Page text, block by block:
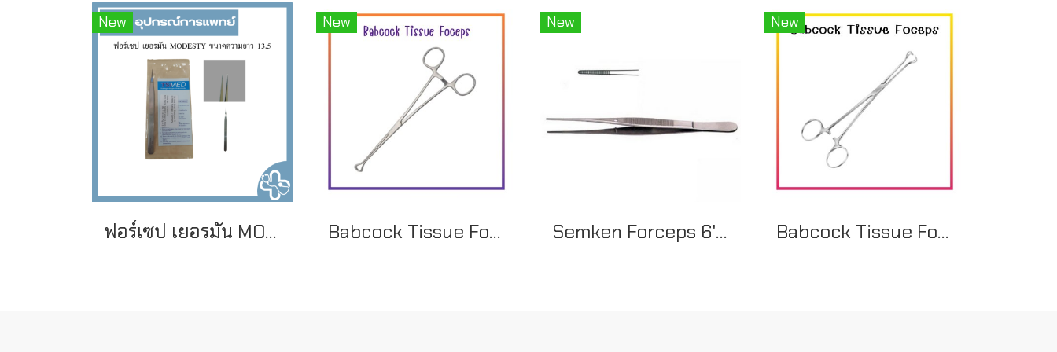
New
ฟอร์เซป เยอรมัน MODESTY ขนาดความยาว 13.5
New
Babcock Tissue Forceps (Starmed)
New
Semken Forceps 6'' ตรง ยี่ห้อ Mira
New
Babcock Tissue Forceps Survet